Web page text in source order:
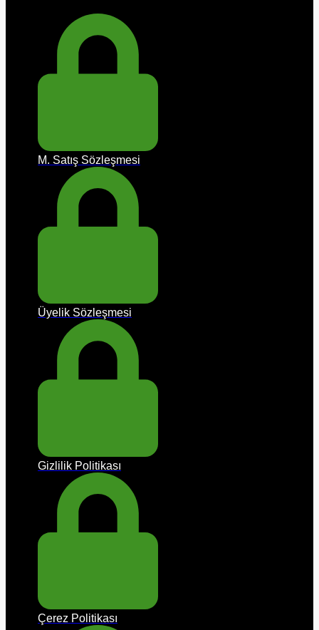
M. Satış Sözleşmesi
Üyelik Sözleşmesi
Gizlilik Politikası
Çerez Politikası